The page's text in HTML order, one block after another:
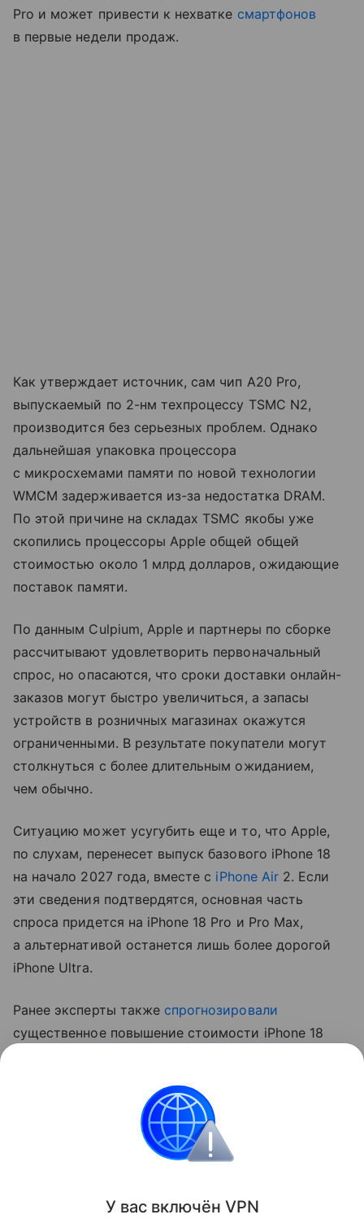
Pro и может привести к нехватке смартфонов
в первые недели продаж.
Как утверждает источник, сам чип A20 Pro,
выпускаемый по 2-нм техпроцессу TSMC N2,
производится без серьезных проблем. Однако
дальнейшая упаковка процессора
с микросхемами памяти по новой технологии
WMCM задерживается из-за недостатка DRAM.
По этой причине на складах TSMC якобы уже
скопились процессоры Apple общей общей
стоимостью около 1 млрд долларов, ожидающие
поставок памяти.
По данным Culpium, Apple и партнеры по сборке
рассчитывают удовлетворить первоначальный
спрос, но опасаются, что сроки доставки онлайн-
заказов могут быстро увеличиться, а запасы
устройств в розничных магазинах окажутся
ограниченными. В результате покупатели могут
столкнуться с более длительным ожиданием,
чем обычно.
Ситуацию может усугубить еще и то, что Apple,
по слухам, перенесет выпуск базового iPhone 18
на начало 2027 года, вместе с iPhone Air2. Если
эти сведения подтвердятся, основная часть
спроса придется на iPhone 18 Pro и Pro Max,
а альтернативой останется лишь более дорогой
iPhone Ultra.
Ранее эксперты также спрогнозировали
существенное повышение стоимости iPhone 18
Поделиться
У вас включён VPN